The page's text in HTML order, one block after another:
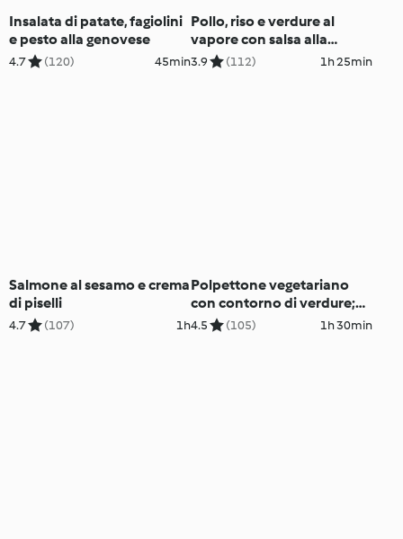
Insalata di patate, fagiolini
e pesto alla genovese
4.7 (120) 45min
Pollo, riso e verdure al
vapore con salsa alla
senape
3.9 (112) 1h 25min
Salmone al sesamo e crema
di piselli
4.7 (107) 1h
Polpettone vegetariano
con contorno di verdure;
cheesecake ai lamponi
4.5 (105) 1h 30min